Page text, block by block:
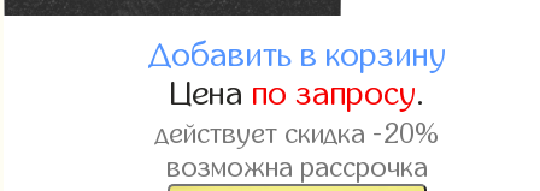
Добавить в корзину
Цена по запросу.
действует скидка -20%
возможна рассрочка